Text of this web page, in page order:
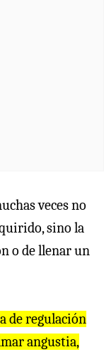
veces no
sino la
o de llenar un
de regulación
angustia,